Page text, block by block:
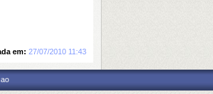
em: 27/07/2010 11:43